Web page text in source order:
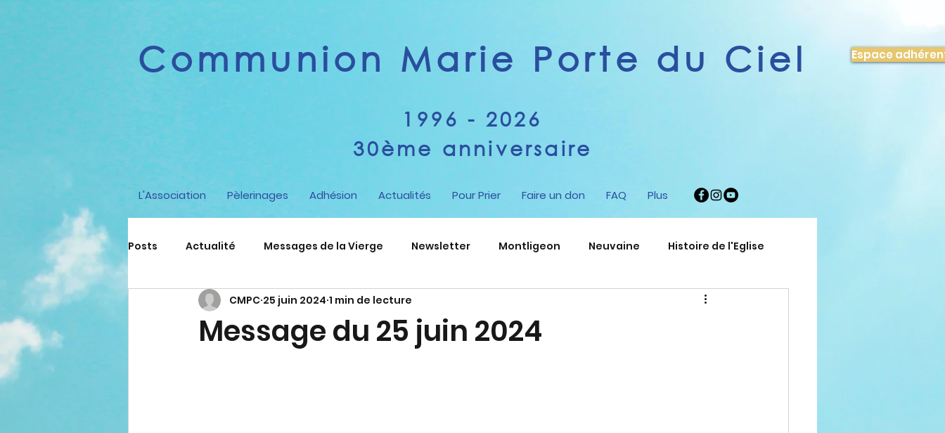
Communion Marie Porte du Ciel
1996 - 2026
30ème anniversaire
Espace
L'Association Pèlerinages Adhésion Actualités Pour Prier Faire un don FAQ Plus
Posts Actualité Messages de la Vierge Newsletter Montligeon Neuvaine Histoire de l'Eglise
Spiritualité Enseignement
Message du 25 juin 2024
CMPC 25 juin 2024 1 min de lecture